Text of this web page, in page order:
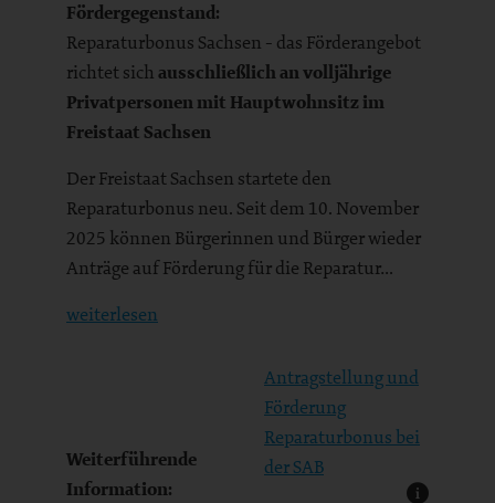
Fördergegenstand:
Reparaturbonus Sachsen - das Förderangebot
richtet sichausschließlich an volljährige
Privatpersonen mit Hauptwohnsitz im
Freistaat Sachsen
Der Freistaat Sachsen startete den
Reparaturbonus neu. Seit dem 10. November
2025 können Bürgerinnen und Bürger wieder
Anträge auf Förderung für die Reparatur…
weiterlesen
Weiterführende
Information:
Antragstellung und
Förderung
Reparaturbonus bei
der SAB